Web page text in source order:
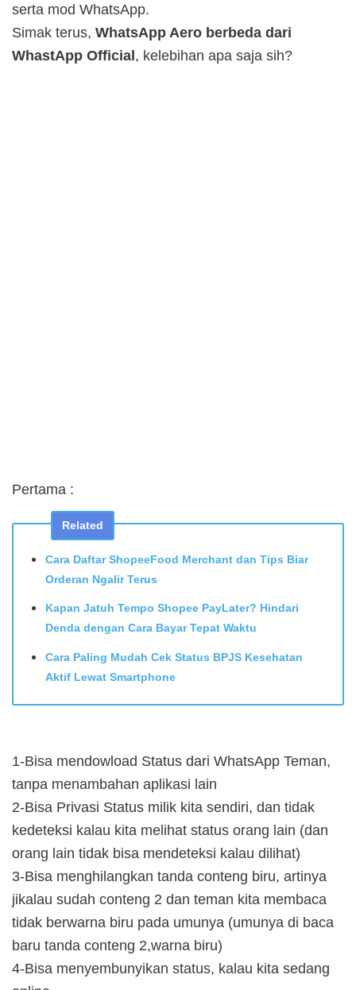
serta mod WhatsApp.
Simak terus, WhatsApp Aero berbeda dari
WhastApp Official, kelebihan apa saja sih?
Pertama :
Related
Cara Daftar ShopeeFood Merchant dan Tips Biar
Orderan Ngalir Terus
Kapan Jatuh Tempo Shopee PayLater? Hindari
Denda dengan Cara Bayar Tepat Waktu
Cara Paling Mudah Cek Status BPJS Kesehatan
Aktif Lewat Smartphone
1-Bisa mendowload Status dari WhatsApp Teman,
tanpa menambahan aplikasi lain
2-Bisa Privasi Status milik kita sendiri, dan tidak
kedeteksi kalau kita melihat status orang lain (dan
orang lain tidak bisa mendeteksi kalau dilihat)
3-Bisa menghilangkan tanda conteng biru, artinya
jikalau sudah conteng 2 dan teman kita membaca
tidak berwarna biru pada umunya (umunya di baca
baru tanda conteng 2,warna biru)
4-Bisa menyembunyikan status, kalau kita sedang